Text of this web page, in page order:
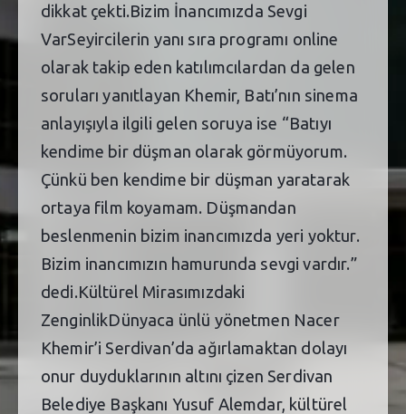
dikkat çekti.Bizim İnancımızda Sevgi
VarSeyircilerin yanı sıra programı online
olarak takip eden katılımcılardan da gelen
soruları yanıtlayan Khemir, Batı’nın sinema
anlayışıyla ilgili gelen soruya ise “Batıyı
kendime bir düşman olarak görmüyorum.
Çünkü ben kendime bir düşman yaratarak
ortaya film koyamam. Düşmandan
beslenmenin bizim inancımızda yeri yoktur.
Bizim inancımızın hamurunda sevgi vardır.”
dedi.Kültürel Mirasımızdaki
ZenginlikDünyaca ünlü yönetmen Nacer
Khemir’i Serdivan’da ağırlamaktan dolayı
onur duyduklarının altını çizen Serdivan
Belediye Başkanı Yusuf Alemdar, kültürel